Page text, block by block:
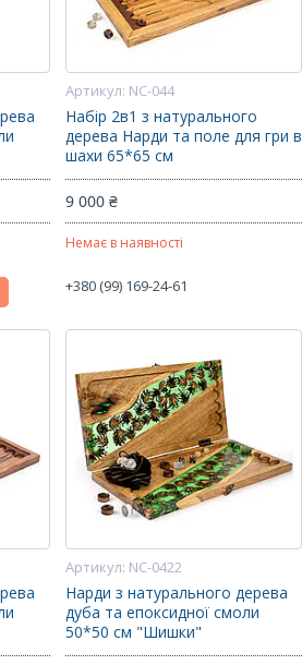
NC-044
Набір 2в1 з натурального
дерева Нарди та поле для гри в
шахи 65*65 см
9 000 ₴
Немає в наявності
+380 (99) 169-24-61
NC-0422
Нарди з натурального дерева
дуба та епоксидної смоли
50*50 см "Шишки"